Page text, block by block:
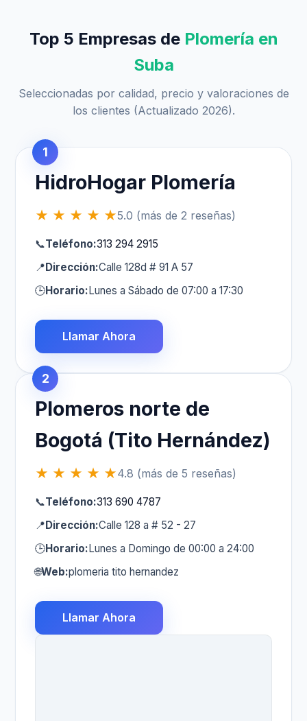
Top 5 Empresas de Plomería en
Suba
Seleccionadas por calidad, precio y valoraciones de
los clientes (Actualizado 2026).
1
HidroHogar Plomería
★ ★ ★ ★ ★5.0 (más de 2 reseñas)
📞Teléfono:313 294 2915
📍 Dirección:Calle 128d # 91 A 57
🕒Horario: Lunes a Sábado de 07:00 a 17:30
Llamar Ahora
2
Plomeros norte de
Bogotá (Tito Hernández)
★ ★ ★ ★ ★4.8 (más de 5 reseñas)
📞Teléfono:313 690 4787
📍 Dirección:Calle 128 a # 52 - 27
🕒Horario: Lunes a Domingo de 00:00 a 24:00
🌐Web:plomeria tito hernandez
Llamar Ahora